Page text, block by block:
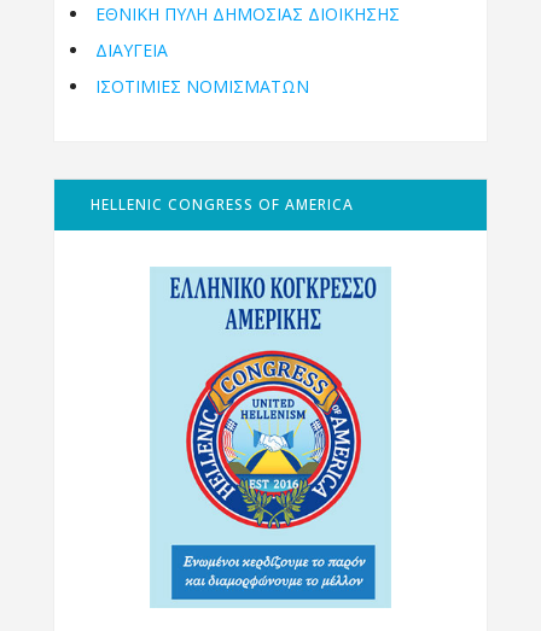
ΕΘΝΙΚΉ ΠΎΛΗ ΔΗΜΌΣΙΑΣ ΔΙΟΊΚΗΣΗΣ
ΔΙΑΥΓΕΙΑ
ΙΣΟΤΙΜΙΕΣ ΝΟΜΙΣΜΑΤΩΝ
HELLENIC CONGRESS OF AMERICA